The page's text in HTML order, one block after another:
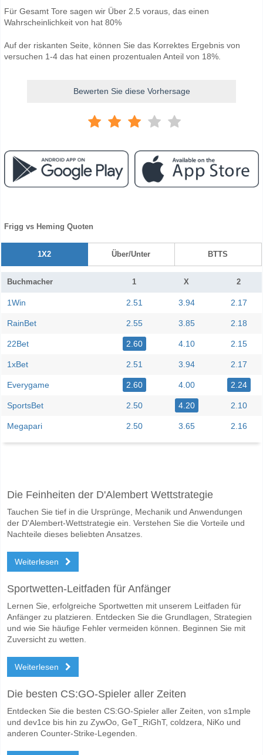
Für Gesamt Tore sagen wir Über 2.5 voraus, das einen
Wahrscheinlichkeit von hat 80%
Auf der riskanten Seite, können Sie das Korrektes Ergebnis von
versuchen 1-4 das hat einen prozentualen Anteil von 18%.
Bewerten Sie diese Vorhersage
Frigg vs Heming Quoten
1X2 Über/Unter BTTS
Buchmacher 1 X 2
1Win 2.51 3.94 2.17
RainBet 2.55 3.85 2.18
22Bet 2.60 4.10 2.15
1xBet 2.51 3.94 2.17
Everygame 2.60 4.00 2.24
SportsBet 2.50 4.20 2.10
Megapari 2.50 3.65 2.16
Das Spiel zwischen Frigg v Heming 13 June 2026 15:00.
Wer ist das Lieblingsteam, zwischen dem zu gewinnen
Heming für den Gewinner den Spiel, mit einer Wahrscheinlichkeit von
Werden beide Teams im Spiel punkten Frigg v Heming?
Ja für Beide Teams Erzielen, mit einem Prozentsatz von 79%.
Wofür ist die richtige Ergebnisprognose Frigg v
Auf der riskanten Seite, können Sie das Korrektes Ergebnis von
Die Feinheiten der D'Alembert Wettstrategie
Tauchen Sie tief in die Ursprünge, Mechanik und Anwendungen
der D'Alembert-Wettstrategie ein. Verstehen Sie die Vorteile und
Nachteile dieses beliebten Ansatzes.
Weiterlesen
Sportwetten-Leitfaden für Anfänger
Lernen Sie, erfolgreiche Sportwetten mit unserem Leitfaden für
Anfänger zu platzieren. Entdecken Sie die Grundlagen, Strategien
und wie Sie häufige Fehler vermeiden können. Beginnen Sie mit
Zuversicht zu wetten.
Weiterlesen
Die besten CS:GO-Spieler aller Zeiten
Entdecken Sie die besten CS:GO-Spieler aller Zeiten, von s1mple
und dev1ce bis hin zu ZywOo, GeT_RiGhT, coldzera, NiKo und
anderen Counter-Strike-Legenden.